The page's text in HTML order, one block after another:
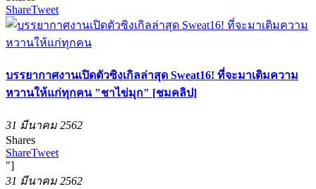
ShareTweet
บรรยากาศงานเปิดตัวซิงเกิลล่าสุด Sweat16! ที่จะมาเติมความ
หวานให้แก่ทุกคน "ชาไข่มุก" [ชมคลิป]
31 มีนาคม 2562
Shares
ShareTweet
"]
31 มีนาคม 2562